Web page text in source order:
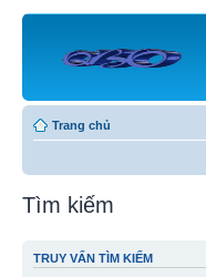
Trang chủ
Tìm kiếm
TRUY VẤN TÌM KIẾM